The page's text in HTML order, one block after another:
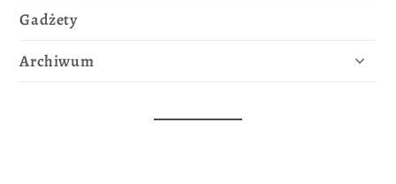
Gadżety
Archiwum